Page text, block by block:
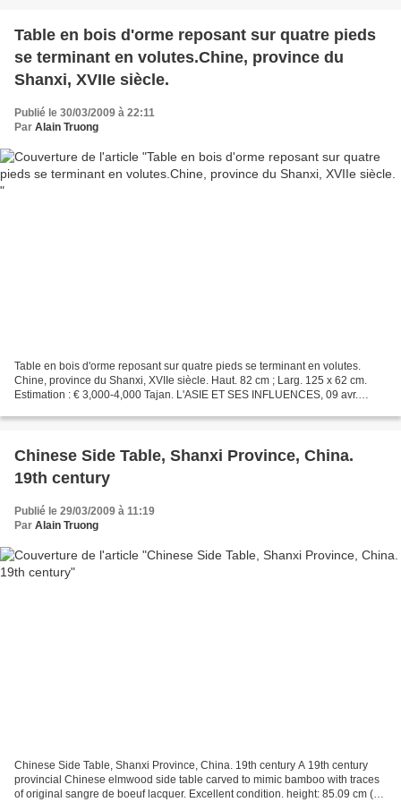
Table en bois d'orme reposant sur quatre pieds
se terminant en volutes.Chine, province du
Shanxi, XVIIe siècle.
Publié le 30/03/2009 à 22:11
Par Alain Truong
Table en bois d'orme reposant sur quatre pieds se terminant en volutes.
Chine, province du Shanxi, XVIIe siècle. Haut. 82 cm ; Larg. 125 x 62 cm.
Estimation : € 3,000-4,000 Tajan. L'ASIE ET SES INFLUENCES, 09 avr.
Chinese Side Table, Shanxi Province, China.
19th century
Publié le 29/03/2009 à 11:19
Par Alain Truong
Chinese Side Table, Shanxi Province, China. 19th century A 19th century
provincial Chinese elmwood side table carved to mimic bamboo with traces
of original sangre de boeuf lacquer. Excellent condition. height: 85.09 cm (2